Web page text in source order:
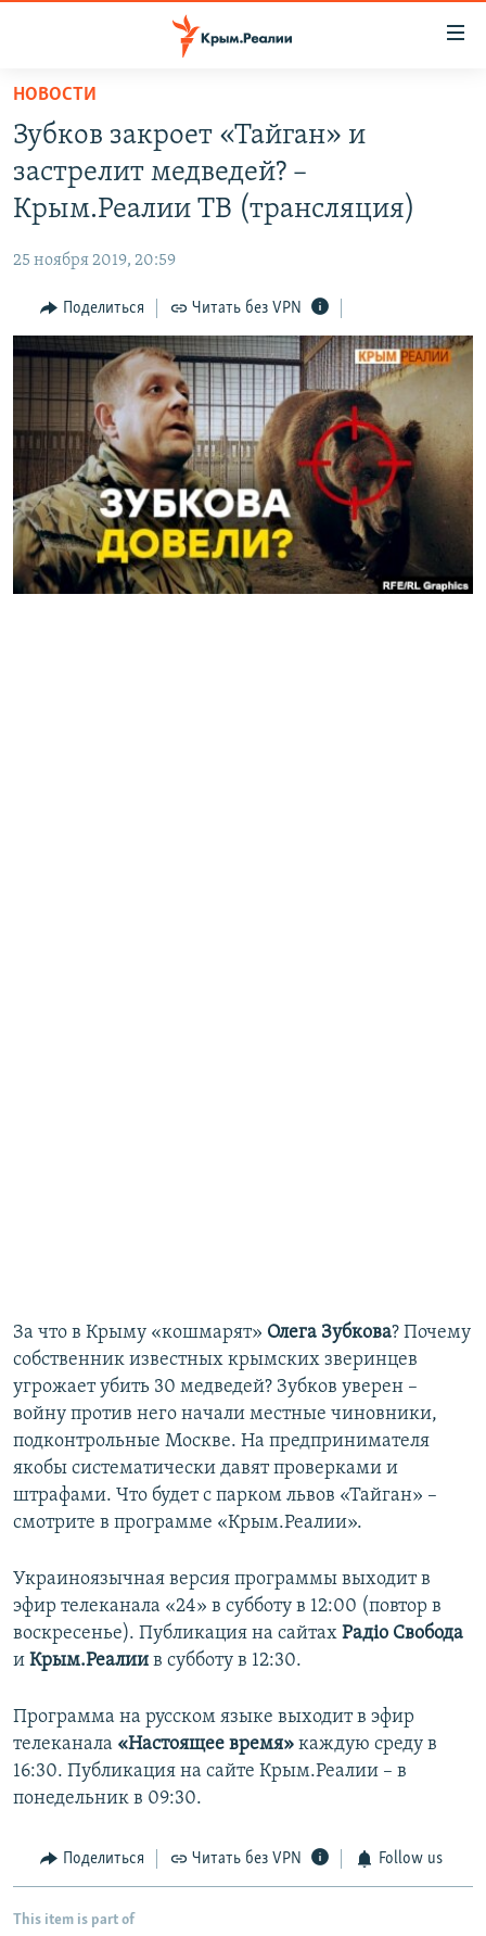
Вернуться
основному
содержанию
Вернутся
главной
навигации
Вернутся
поиску
НОВОСТИ
СПЕЦПРОЕКТЫ
11 ЛЕТ ОККУПАЦИИ КРЫМА. 11 ИСТОРИЙ СОПРОТИВЛЕНИЯ
ВОДА
ЕЩЕ
ИНТЕРАКТИВ
ИНФОГРАФИКА
ТЕЛЕПРОЕКТ КРЫМ.РЕАЛИИ
СОВЕТЫ ПРАВОЗАЩИТНИКОВ
ПРОПАВШИЕ БЕЗ ВЕСТИ
ПОБЕДИТЕЛЕЙ НЕ СУДЯТ?
КРЫМ.НЕПОКОРЕННЫЙ
ELIFBE
РАДІО СВОБОДА
КАК ОБОЙТИ БЛОКИРОВКУ
Українською
Qırımtatar
ПРИСОЕДИНЯЙТЕСЬ!
НОВОСТИ
Зубков закроет «Тайган» и
застрелит медведей? –
Крым.Реалии ТВ (трансляция)
25 ноября 2019, 20:59
Поделиться Читать без VPN
За что в Крыму «кошмарят» Олега Зубкова? Почему
собственник известных крымских зверинцев
угрожает убить 30 медведей? Зубков уверен –
войну против него начали местные чиновники,
подконтрольные Москве. На предпринимателя
якобы систематически давят проверками и
штрафами. Что будет с парком львов «Тайган» –
смотрите в программе «Крым.Реалии».
Украиноязычная версия программы выходит в
эфир телеканала «24» в субботу в 12:00 (повтор в
воскресенье). Публикация на сайтах Радіо Свобода
и Крым.Реалии в субботу в 12:30.
Программа на русском языке выходит в эфир
телеканала «Настоящее время» каждую среду в
16:30. Публикация на сайте Крым.Реалии – в
понедельник в 09:30.
Поделиться Читать без VPN Follow us
This item is part of